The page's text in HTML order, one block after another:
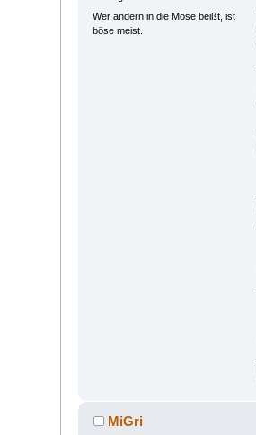
Wer andern in die Möse beißt, ist
böse meist.
MiGri